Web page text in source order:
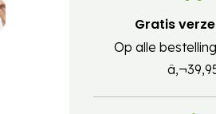
Gratis
Op alle